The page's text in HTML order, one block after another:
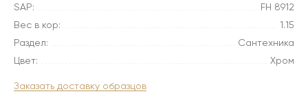
SAP:
FH 8912
Вес в кор:
1.15
Раздел:
Сантехника
Цвет:
Хром
Заказать доставку образцов